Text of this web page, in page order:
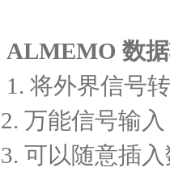
ALMEMO 数
1. 将外界信号
2. 万能信号输
3. 可以随意插